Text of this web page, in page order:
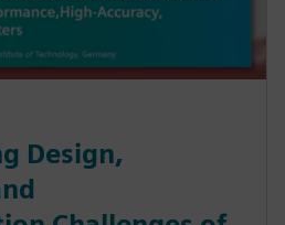
Design,